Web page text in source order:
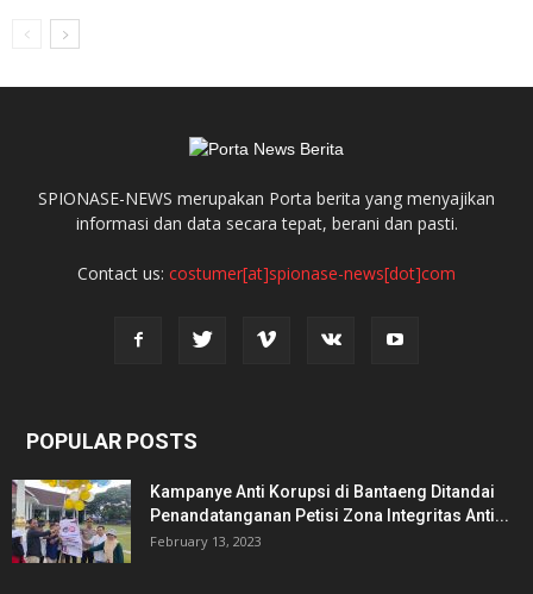
SPIONASE-NEWS merupakan Porta berita yang menyajikan
informasi dan data secara tepat, berani dan pasti.
Contact us: costumer[at]spionase-news[dot]com
POPULAR POSTS
Kampanye Anti Korupsi di Bantaeng Ditandai
Penandatanganan Petisi Zona Integritas Anti...
February 13, 2023